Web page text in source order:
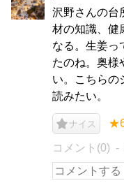
沢野さんの台
材の知識、健
なる。生姜っ
たのね。奥様
い。こちらの
読みたい。
ナイス
コメント(0)